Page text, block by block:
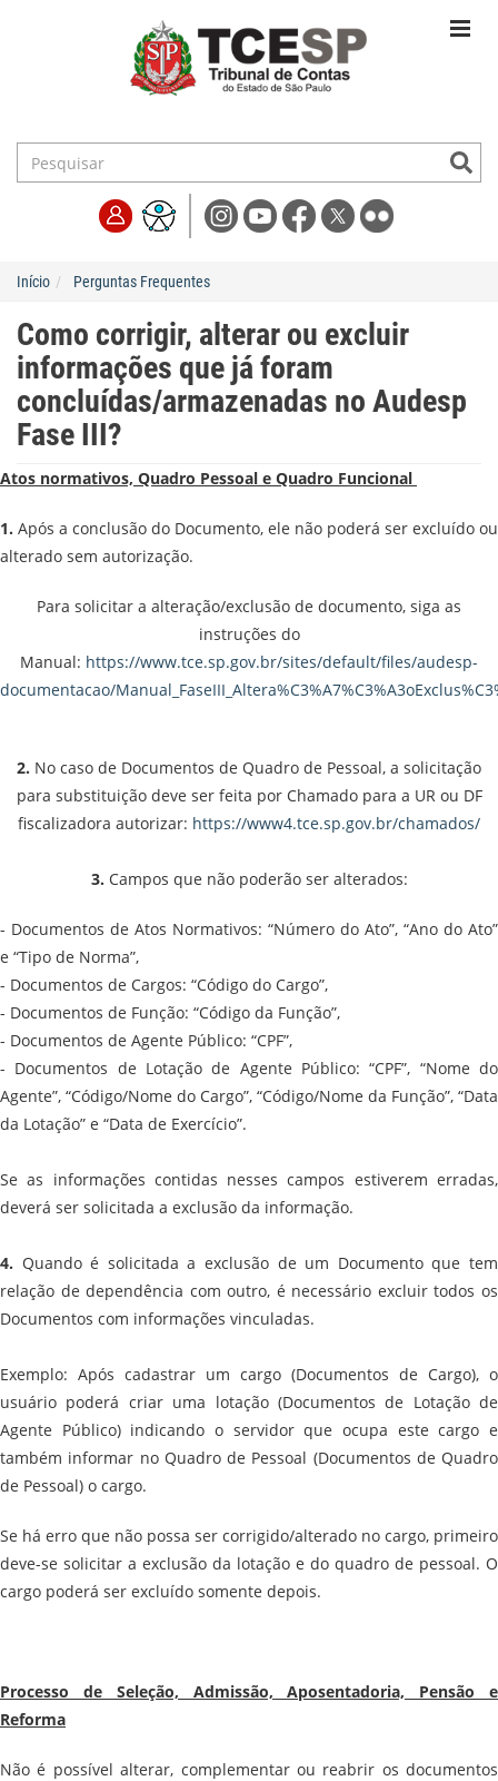
Início Perguntas Frequentes
Como corrigir, alterar ou excluir
informações que já foram
concluídas/armazenadas no Audesp
Fase III?
Atos normativos, Quadro Pessoal e Quadro Funcional
1. Após a conclusão do Documento, ele não poderá ser excluído ou
alterado sem autorização.
Para solicitar a alteração/exclusão de documento, siga as
instruções do
Manual: https://www.tce.sp.gov.br/sites/default/files/audesp-
documentacao/
2. No caso de Documentos de Quadro de Pessoal, a solicitação
para substituição deve ser feita por Chamado para a UR ou DF
fiscalizadora autorizar: https://www4.tce.sp.gov.br/chamados/
3. Campos que não poderão ser alterados:
- Documentos de Atos Normativos: “Número do Ato”, “Ano do Ato”
e “Tipo de Norma”,
- Documentos de Cargos: “Código do Cargo”,
- Documentos de Função: “Código da Função”,
- Documentos de Agente Público: “CPF”,
- Documentos de Lotação de Agente Público: “CPF”, “Nome do
Agente”, “Código/Nome do Cargo”, “Código/Nome da Função”, “Data
da Lotação” e “Data de Exercício”.
Se as informações contidas nesses campos estiverem erradas,
deverá ser solicitada a exclusão da informação.
4. Quando é solicitada a exclusão de um Documento que tem
relação de dependência com outro, é necessário excluir todos os
Documentos com informações vinculadas.
Exemplo: Após cadastrar um cargo (Documentos de Cargo), o
usuário poderá criar uma lotação (Documentos de Lotação de
Agente Público) indicando o servidor que ocupa este cargo e
também informar no Quadro de Pessoal (Documentos de Quadro
de Pessoal) o cargo.
Se há erro que não possa ser corrigido/alterado no cargo, primeiro
deve-se solicitar a exclusão da lotação e do quadro de pessoal. O
cargo poderá ser excluído somente depois.
Processo de Seleção, Admissão, Aposentadoria, Pensão e
Reforma
Não é possível alterar, complementar ou reabrir os documentos